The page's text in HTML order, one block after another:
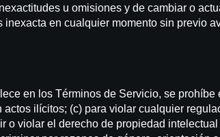
u omisiones y de cambiar o
en cualquier momento sin previo
en los Términos de Servicio, se
ilícitos; (c) para violar cualquier
violar el derecho de propiedad